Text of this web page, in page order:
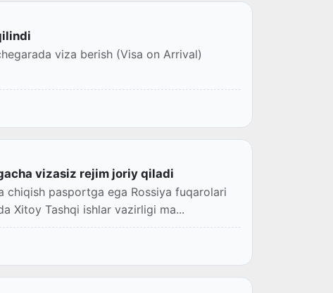
viza berish (Visa on Arrival)
vizasiz rejim joriy qiladi
pasportga ega Rossiya fuqarolari
Xitoy Tashqi ishlar vazirligi ma...